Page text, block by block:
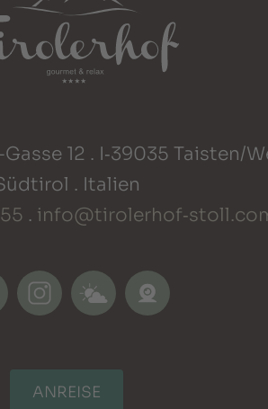
12 . I‑39035 Taisten/
. Italien
.
ANREISE